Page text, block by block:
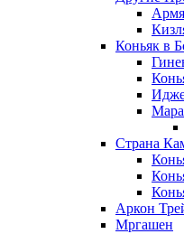
Коньяк в
Страна
Аркон
Мргашен